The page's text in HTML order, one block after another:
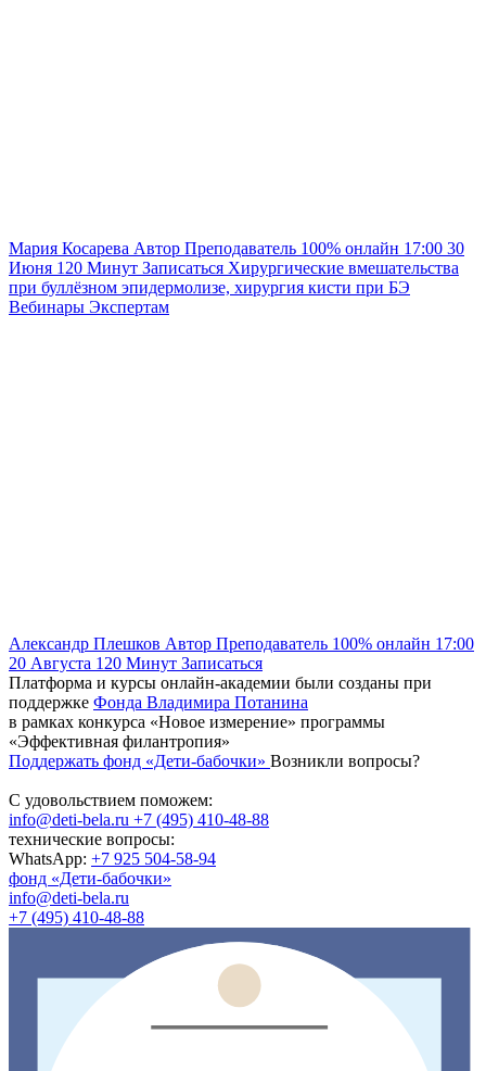
Мария Косарева Автор Преподаватель 100% онлайн 17:00 30
Июня 120 Минут Записаться Хирургические вмешательства
при буллёзном эпидермолизе, хирургия кисти при БЭ
Вебинары Экспертам
Александр Плешков Автор Преподаватель 100% онлайн 17:00
20 Августа 120 Минут Записаться
Платформа и курсы онлайн-академии были созданы при
поддержке Фонда Владимира Потанина
в рамках конкурса «Новое измерение» программы
«Эффективная филантропия»
Поддержать фонд «Дети-бабочки» Возникли вопросы?
С удовольствием поможем:
info@deti-bela.ru +7 (495) 410-48-88
технические вопросы:
WhatsApp: +7 925 504-58-94
фонд «Дети-бабочки»
info@deti-bela.ru
+7 (495) 410-48-88